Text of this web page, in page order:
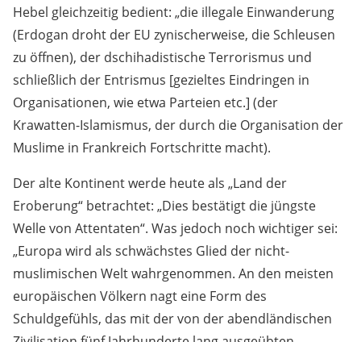
Hebel gleichzeitig bedient: „die illegale Einwanderung
(Erdogan droht der EU zynischerweise, die Schleusen
zu öffnen), der dschihadistische Terrorismus und
schließlich der Entrismus [gezieltes Eindringen in
Organisationen, wie etwa Parteien etc.] (der
Krawatten-Islamismus, der durch die Organisation der
Muslime in Frankreich Fortschritte macht).
Der alte Kontinent werde heute als „Land der
Eroberung“ betrachtet: „Dies bestätigt die jüngste
Welle von Attentaten“. Was jedoch noch wichtiger sei:
„Europa wird als schwächstes Glied der nicht-
muslimischen Welt wahrgenommen. An den meisten
europäischen Völkern nagt eine Form des
Schuldgefühls, das mit der von der abendländischen